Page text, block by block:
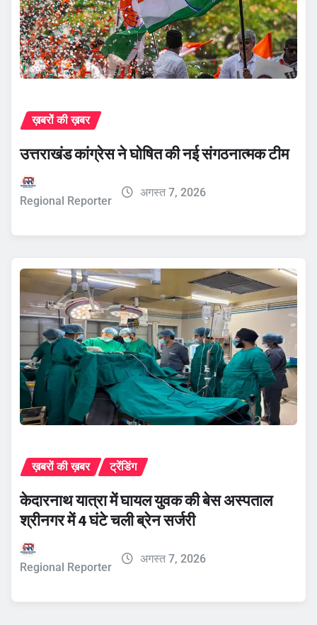
ख़बरों की ख़बर
उत्तराखंड कांग्रेस ने घोषित की नई संगठनात्मक टीम
Regional Reporter
अगस्त 7, 2026
ख़बरों की ख़बर ट्रेंडिंग
केदारनाथ यात्रा में घायल युवक की बेस अस्पताल
श्रीनगर में 4 घंटे चली ब्रेन सर्जरी
Regional Reporter
अगस्त 7, 2026